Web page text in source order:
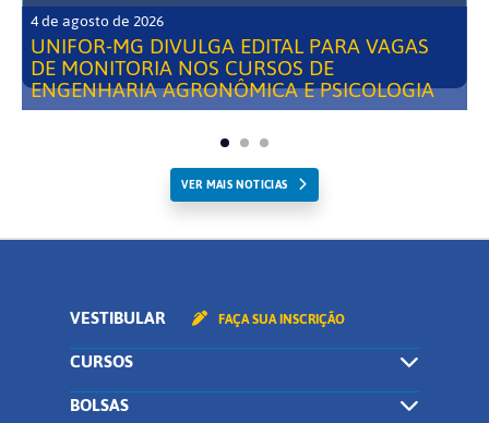
4 de agosto de 2026
UNIFOR-MG DIVULGA EDITAL PARA VAGAS
DE MONITORIA NOS CURSOS DE
ENGENHARIA AGRONÔMICA E PSICOLOGIA
VER MAIS NOTICIAS
VESTIBULAR FAÇA SUA INSCRIÇÃO
CURSOS
BOLSAS